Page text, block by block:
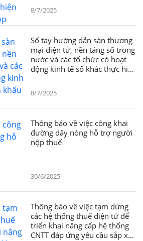
8/7/2025
Sổ tay hướng dẫn sàn thương
mại điện tử, nền tảng số trong
nước và các tổ chức có hoạt
động kinh tế số khác thực hiện
8/7/2025
Thông báo về việc công khai
đường dây nóng hỗ trợ người
nộp thuế
30/6/2025
Thông báo về việc tạm dừng
các hệ thống thuế điện tử để
triển khai nâng cấp hệ thống
CNTT đáp ứng yêu cầu sắp xếp